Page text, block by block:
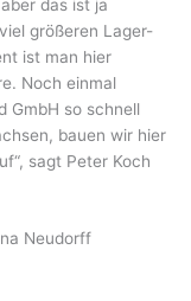
das ist ja
größeren Lager-
ist man hier
Noch einmal
GmbH so schnell
bauen wir hier
sagt Peter Koch
Neudorff